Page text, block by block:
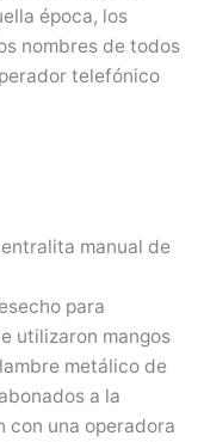
época, los
nombres de todos
telefónico
manual de
para
utilizaron mangos
metálico de
a la
con una operadora